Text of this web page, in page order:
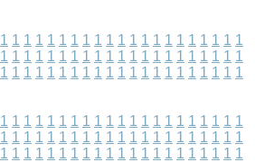
1 1 1 1 1 1 1 1 1 1 1 1 1 1 1 1 1 1 1 1 1
1 1 1 1 1 1 1 1 1 1 1 1 1 1 1 1 1 1 1 1 1
1 1 1 1 1 1 1 1 1 1 1 1 1 1 1 1 1 1 1 1 1
1 1 1 1 1 1 1 1 1 1 1 1 1 1 1 1 1 1 1 1 1
1 1 1 1 1 1 1 1 1 1 1 1 1 1 1 1 1 1 1 1 1
1 1 1 1 1 1 1 1 1 1 1 1 1 1 1 1 1 1 1 1 1